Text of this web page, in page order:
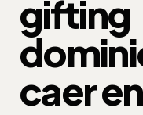
gifting
caer